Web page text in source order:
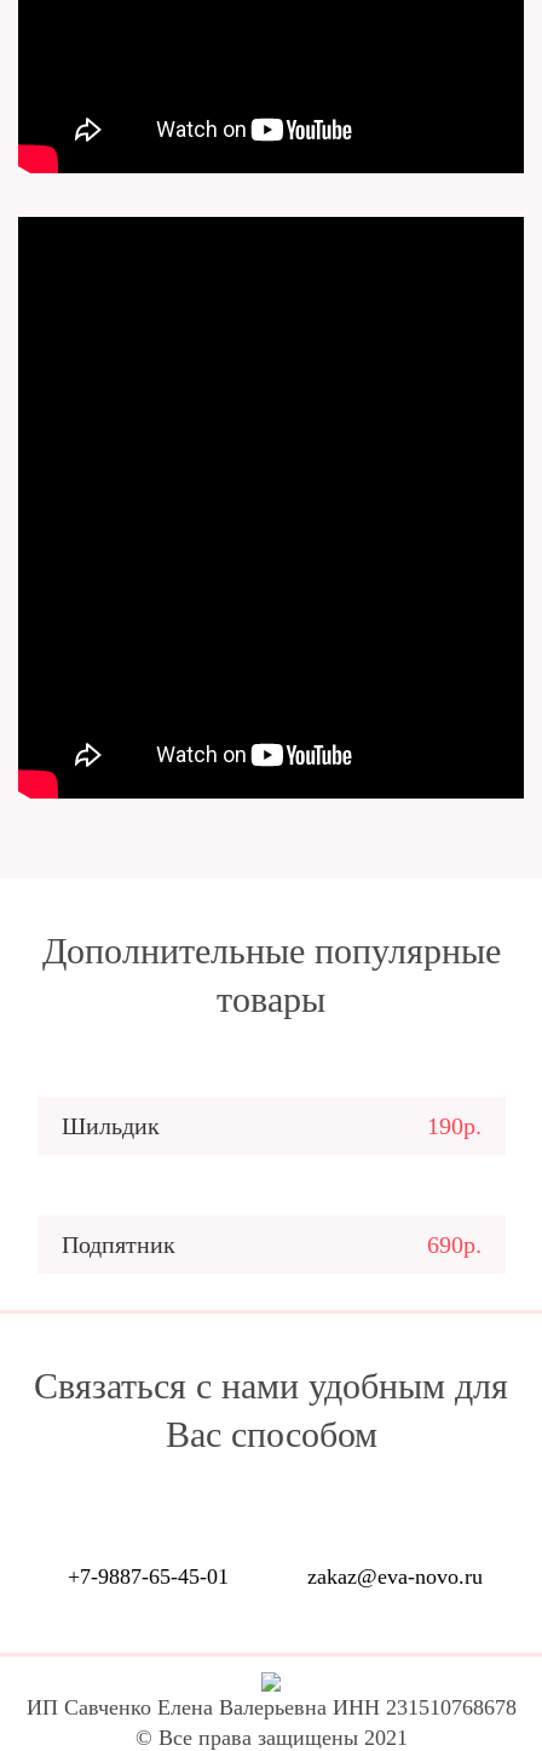
Дополнительные популярные
товары
Шильдик 190р.
Подпятник 690р.
Связаться с нами удобным для
Вас способом
+7-9887-65-45-01 zakaz@eva-novo.ru
ИП Савченко Елена Валерьевна ИНН 231510768678
© Все права защищены 2021